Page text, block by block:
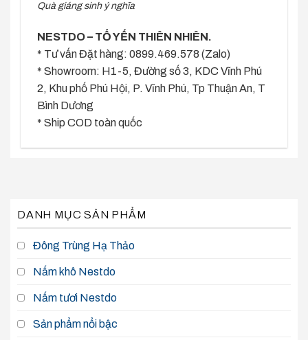
Quà giáng sinh ý nghĩa
NESTDO – TỔ YẾN THIÊN NHIÊN.
* Tư vấn Đặt hàng: 0899.469.578 (Zalo)
* Showroom: H1-5, Đường số 3, KDC Vĩnh Phú
2, Khu phố Phú Hội, P. Vĩnh Phú, Tp Thuận An, T
Bình Dương
* Ship COD toàn quốc
DANH MỤC SẢN PHẨM
Đông Trùng Hạ Thảo
Nấm khô Nestdo
Nấm tươi Nestdo
Sản phẩm nổi bậc